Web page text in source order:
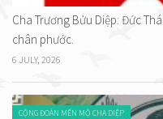
Cha Trương Bửu Diệp: Đức
chân phước.
6 JULY, 2026
CỘNG ĐOÀN MẾN MỘ CHA DIỆP